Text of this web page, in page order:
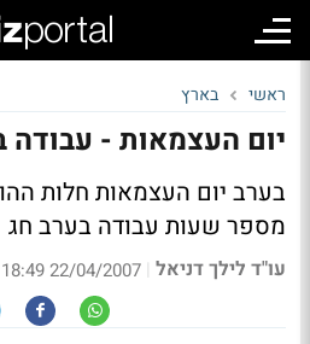
ראשי בארץ
יום העצמאות - עבודה
בערב יום העצמאות חלות
מספר שעות עבודה בערב חג
עו"ד לילך דניאל |
22/04/2007 18:49